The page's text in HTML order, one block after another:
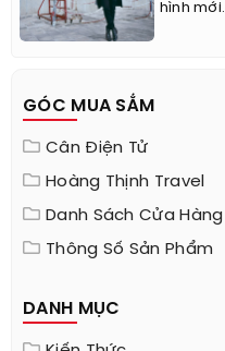
hình mới.
GÓC MUA SẮM
Cân Điện Tử
Hoàng Thịnh Travel
Danh Sách Cửa Hàng
Thông Số Sản Phẩm
DANH MỤC